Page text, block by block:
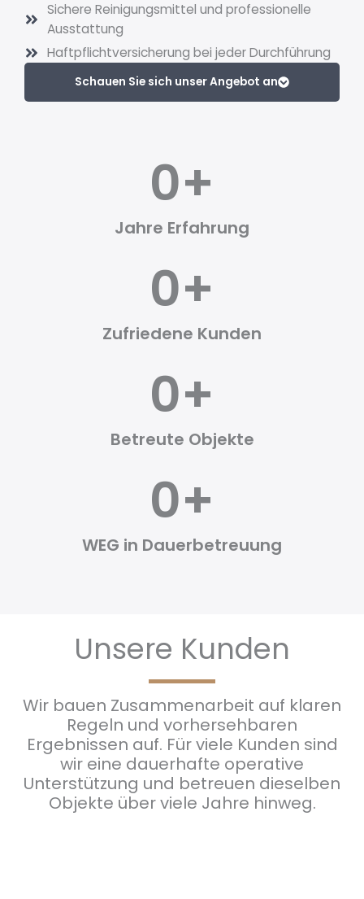
Sichere Reinigungsmittel und professionelle
Ausstattung
Haftpflichtversicherung bei jeder Durchführung
Schauen Sie sich unser Angebot an
Jahre Erfahrung
0+
Zufriedene Kunden
0+
Betreute Objekte
0+
WEG in Dauerbetreuung
0+
Unsere Kunden
Wir bauen Zusammenarbeit auf klaren
Regeln und vorhersehbaren
Ergebnissen auf. Für viele Kunden sind
wir eine dauerhafte operative
Unterstützung und betreuen dieselben
Objekte über viele Jahre hinweg.